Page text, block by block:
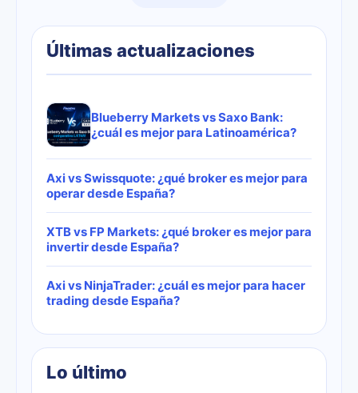
Últimas actualizaciones
Blueberry Markets vs Saxo Bank:
¿cuál es mejor para Latinoamérica?
Axi vs Swissquote: ¿qué broker es mejor para
operar desde España?
XTB vs FP Markets: ¿qué broker es mejor para
invertir desde España?
Axi vs NinjaTrader: ¿cuál es mejor para hacer
trading desde España?
Lo último